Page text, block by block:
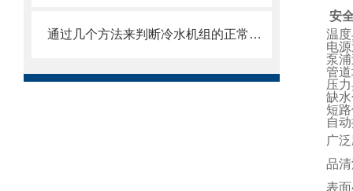
通过几个方法来判断冷水机组的正常运作
安
温
电
泵
管
压
缺
短
自
广
品
表